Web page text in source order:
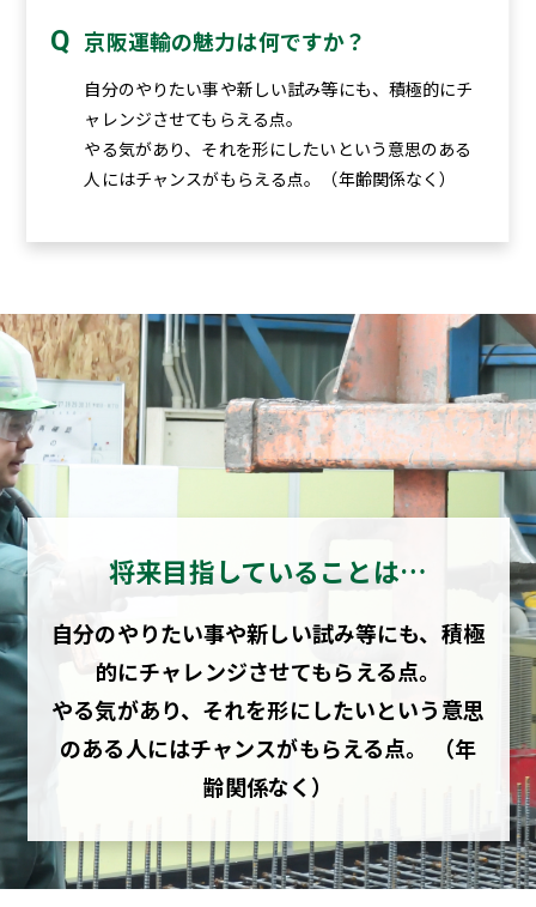
京阪運輸の魅力は何ですか？
自分のやりたい事や新しい試み等にも、積極的にチ
ャレンジさせてもらえる点。
やる気があり、それを形にしたいという意思のある
人にはチャンスがもらえる点。（年齢関係なく）
将来目指していることは…
自分のやりたい事や新しい試み等にも、積極
的にチャレンジさせてもらえる点。
やる気があり、それを形にしたいという意思
のある人にはチャンスがもらえる点。 （年
齢関係なく）